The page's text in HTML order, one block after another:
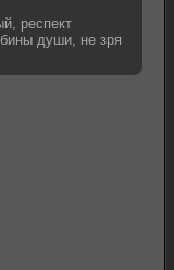
респект
души, не зря